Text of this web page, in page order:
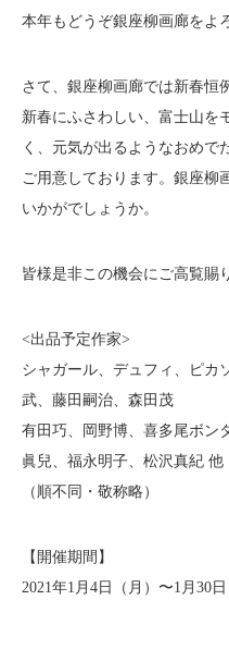
本年もどうぞ銀座柳画廊をよ
さて、銀座柳画廊では新春恒
新春にふさわしい、富士山を
く、元気が出るようなおめで
ご用意しております。銀座柳
いかがでしょうか。
皆様是非この機会にご高覧賜
<出品予定作家>
シャガール、デュフィ、ピカ
武、藤田嗣治、森田茂
有田巧、岡野博、喜多尾ボン
眞兒、福永明子、松沢真紀 他
（順不同・敬称略）
【開催期間】
2021年1月4日（月）〜1月30